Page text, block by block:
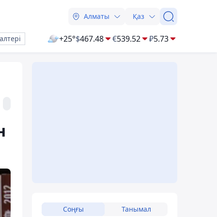
Алматы Қаз
+25°$467.48 €539.52 ₽5.73
Соңғы Танымал